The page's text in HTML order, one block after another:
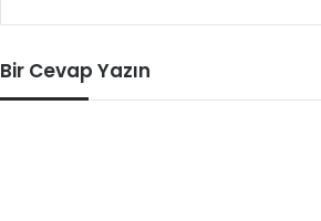
Bir Cevap Yazın